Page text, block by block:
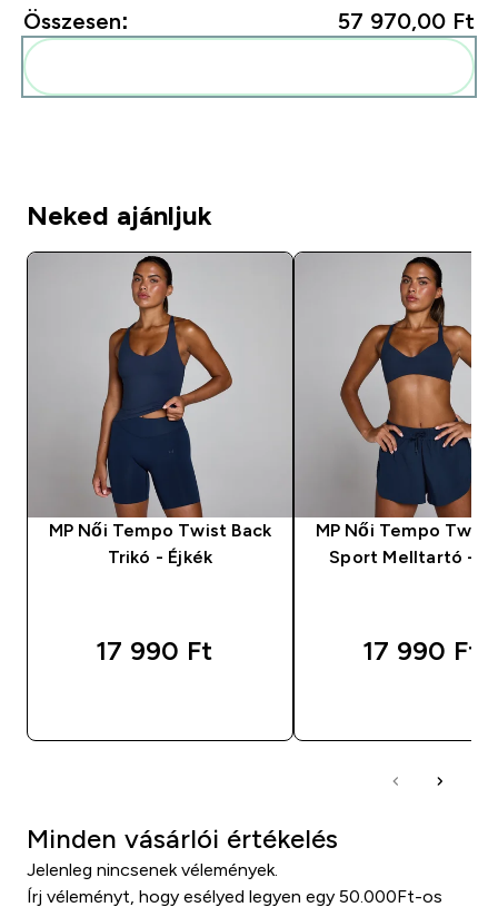
Összesen: 57 970,00 Ft‎
Neked ajánljuk
MP Női Tempo Twist Back
Trikó - Éjkék
17 990 Ft‎
MP Női Tempo Twist
Sport Melltartó -
17 990 Ft‎
Minden vásárlói értékelés
Jelenleg nincsenek vélemények.
Írj véleményt, hogy esélyed legyen egy 50.000Ft-os